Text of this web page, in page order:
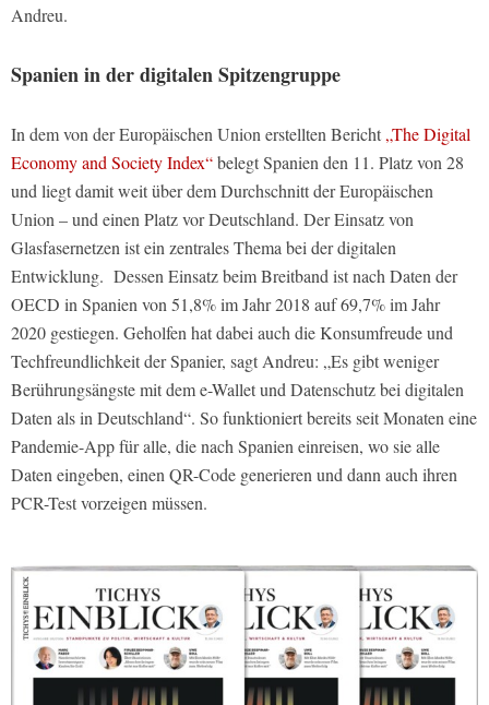
Andreu.
Spanien in der digitalen Spitzengruppe
In dem von der Europäischen Union erstellten Bericht„The Digital
Economy and Society Index“belegt Spanien den 11. Platz von 28
und liegt damit weit über dem Durchschnitt der Europäischen
Union – und einen Platz vor Deutschland. Der Einsatz von
Glasfasernetzen ist ein zentrales Thema bei der digitalen
Entwicklung. Dessen Einsatz beim Breitband ist nach Daten der
OECD in Spanien von 51,8% im Jahr 2018 auf 69,7% im Jahr
2020 gestiegen. Geholfen hat dabei auch die Konsumfreude und
Techfreundlichkeit der Spanier, sagt Andreu: „Es gibt weniger
Berührungsängste mit dem e-Wallet und Datenschutz bei digitalen
Daten als in Deutschland“. So funktioniert bereits seit Monaten eine
Pandemie-App für alle, die nach Spanien einreisen, wo sie alle
Daten eingeben, einen QR-Code generieren und dann auch ihren
PCR-Test vorzeigen müssen.